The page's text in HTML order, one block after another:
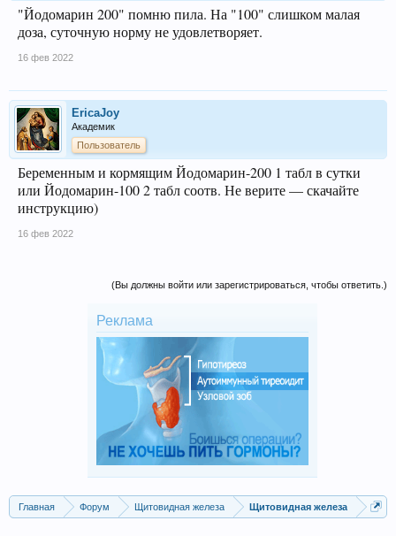
"Йодомарин 200" помню пила. На "100" слишком малая
доза, суточную норму не удовлетворяет.
16 фев 2022
EricaJoy
Академик
Пользователь
Беременным и кормящим Йодомарин-200 1 табл в сутки
или Йодомарин-100 2 табл соотв. Не верите — скачайте
инструкцию)
16 фев 2022
(Вы должны войти или зарегистрироваться, чтобы ответить.)
Реклама
Главная Форум Щитовидная железа Щитовидная железа